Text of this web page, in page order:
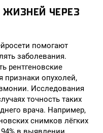
ЧЕРЕЗ
помогают
заболевания.
рентгеновские
признаки опухолей,
Исследования
точность таких
врача. Например,
снимков лёгких